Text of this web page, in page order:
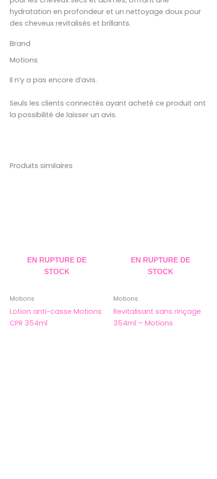
hydratation en profondeur et un nettoyage doux pour
des cheveux revitalisés et brillants.
Brand
Motions
Il n’y a pas encore d’avis.
Seuls les clients connectés ayant acheté ce produit ont
la possibilité de laisser un avis.
Produits similaires
EN RUPTURE DE
STOCK
Motions
Lotion anti-casse Motions
CPR 354ml
EN RUPTURE DE
STOCK
Motions
Revitalisant sans rinçage
354ml – Motions